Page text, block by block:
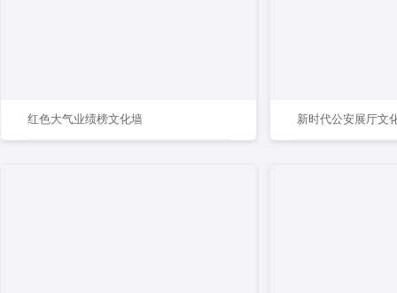
红色大气业绩榜文化墙 新时代公安展厅文